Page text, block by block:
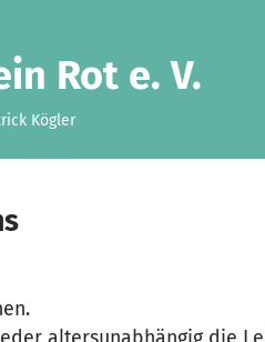
Rot e. V.
Kögler